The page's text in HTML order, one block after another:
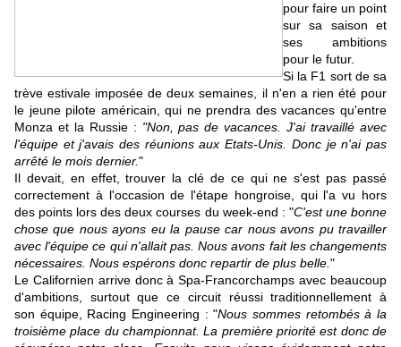
pour faire un point
sur sa saison et
ses ambitions
pour le futur.
Si la F1 sort de sa
trève estivale imposée de deux semaines, il n'en a rien été pour
le jeune pilote américain, qui ne prendra des vacances qu'entre
Monza et la Russie : "Non, pas de vacances. J'ai travaillé avec
l'équipe et j'avais des réunions aux Etats-Unis. Donc je n'ai pas
arrêté le mois dernier."
Il devait, en effet, trouver la clé de ce qui ne s'est pas passé
correctement à l'occasion de l'étape hongroise, qui l'a vu hors
des points lors des deux courses du week-end : "C'est une bonne
chose que nous ayons eu la pause car nous avons pu travailler
avec l'équipe ce qui n'allait pas. Nous avons fait les changements
nécessaires. Nous espérons donc repartir de plus belle. "
Le Californien arrive donc à Spa-Francorchamps avec beaucoup
d'ambitions, surtout que ce circuit réussi traditionnellement à
son équipe, Racing Engineering : "Nous sommes retombés à la
troisième place du championnat. La première priorité est donc de